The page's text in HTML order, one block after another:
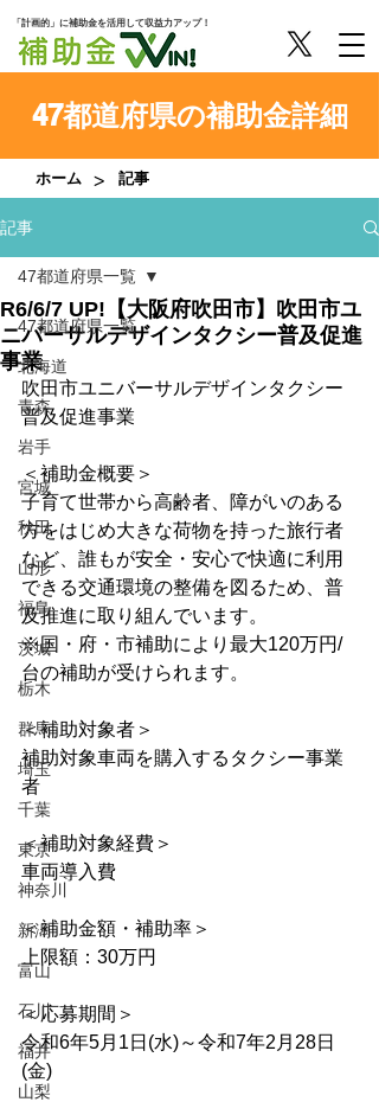
「計画的」に補助金を活用して収益力アップ！
47都道府県の補助金詳細
ホーム > 記事
記事
47都道府県一覧
北海道
青森
岩手
宮城
秋田
山形
福島
茨城
栃木
群馬
埼玉
千葉
東京
神奈川
新潟
富山
石川
福井
山梨
47都道府県一覧
R6/6/7 UP!【大阪府吹田市】吹田市ユ
ニバーサルデザインタクシー普及促進
事業
吹田市ユニバーサルデザインタクシー
普及促進事業
＜補助金概要＞
子育て世帯から高齢者、障がいのある
方をはじめ大きな荷物を持った旅行者
など、誰もが安全・安心で快適に利用
できる交通環境の整備を図るため、普
及推進に取り組んでいます。
※国・府・市補助により最大120万円/
台の補助が受けられます。
＜補助対象者＞
補助対象車両を購入するタクシー事業
者
＜補助対象経費＞
車両導入費
＜補助金額・補助率＞
上限額：30万円
＜応募期間＞
令和6年5月1日(水)～令和7年2月28日
(金)